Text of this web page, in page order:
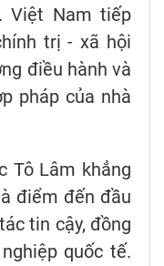
Việt Nam tiếp
trị - xã hội
điều hành và
pháp của nhà
Tô Lâm khẳng
điểm đến đầu
tin cậy, đồng
quốc tế.